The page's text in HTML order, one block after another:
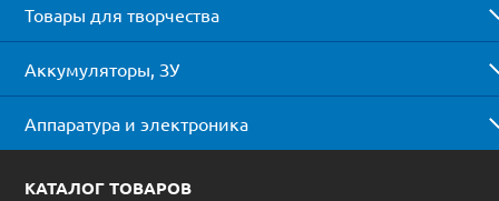
Товары для творчества
Аккумуляторы, ЗУ
Аппаратура и электроника
КАТАЛОГ ТОВАРОВ